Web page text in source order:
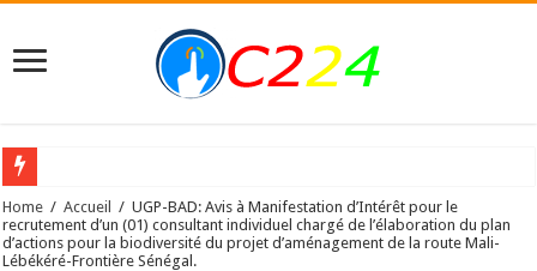
PDACG: AVIS A MANIFESTATIONS D’INTERET POUR LE RECRUTEMENT
Recrutement d’un Consultant individuel pour élaborer le Guide de l’exportateur
Home / Accueil / UGP-BAD: Avis à Manifestation d’Intérêt pour le
recrutement d’un (01) consultant individuel chargé de l’élaboration du plan
d’actions pour la biodiversité du projet d’aménagement de la route Mali-
Lébékéré-Frontière Sénégal.